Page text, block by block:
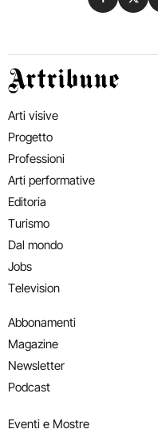
Artribune
Arti visive
Progetto
Professioni
Arti performative
Editoria
Turismo
Dal mondo
Jobs
Television
Abbonamenti
Magazine
Newsletter
Podcast
Eventi e Mostre